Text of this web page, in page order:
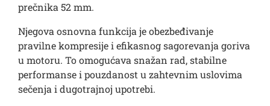
prečnika 52 mm.
Njegova osnovna funkcija je obezbeđivanje
pravilne kompresije i efikasnog sagorevanja goriva
u motoru. To omogućava snažan rad, stabilne
performanse i pouzdanost u zahtevnim uslovima
sečenja i dugotrajnoj upotrebi.